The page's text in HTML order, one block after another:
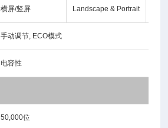
横屏/竖屏 Landscape & Portrait
手动调节, ECO模式
电容性
50,000位